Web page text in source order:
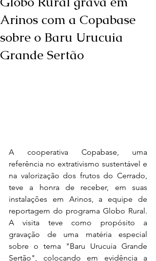
Arinos com a Copabase
sobre o Baru Urucuia
Grande Sertão
A cooperativa Copabase, uma
referência no extrativismo sustentável e
na valorização dos frutos do Cerrado,
teve a honra de receber, em suas
instalações em Arinos, a equipe de
reportagem do programa Globo Rural.
A visita teve como propósito a
gravação de uma matéria especial
sobre o tema "Baru Urucuia Grande
Sertão", colocando em evidência a